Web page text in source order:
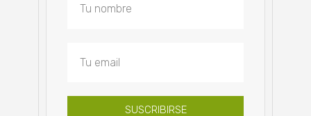
SUSCRIBIRSE